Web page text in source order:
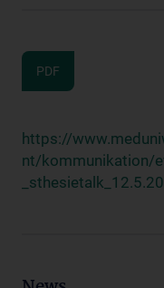
PDF
https://
nt/kommunikation/